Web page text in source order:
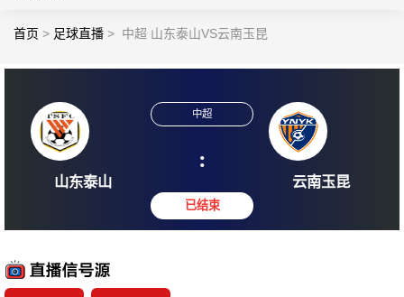
首页 > 足球直播 > 中超 山东泰山VS云南玉昆
: